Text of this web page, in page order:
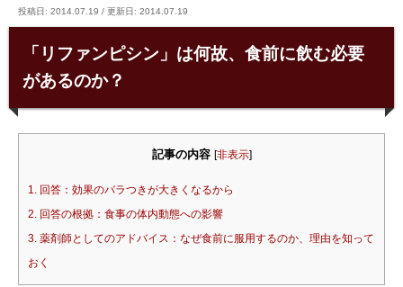
投稿日: 2014.07.19 / 更新日: 2014.07.19
「リファンピシン」は何故、食前に飲む必要
があるのか？
記事の内容 [非表示]
1. 回答：効果のバラつきが大きくなるから
2. 回答の根拠：食事の体内動態への影響
3. 薬剤師としてのアドバイス：なぜ食前に服用するのか、理由を知って
おく